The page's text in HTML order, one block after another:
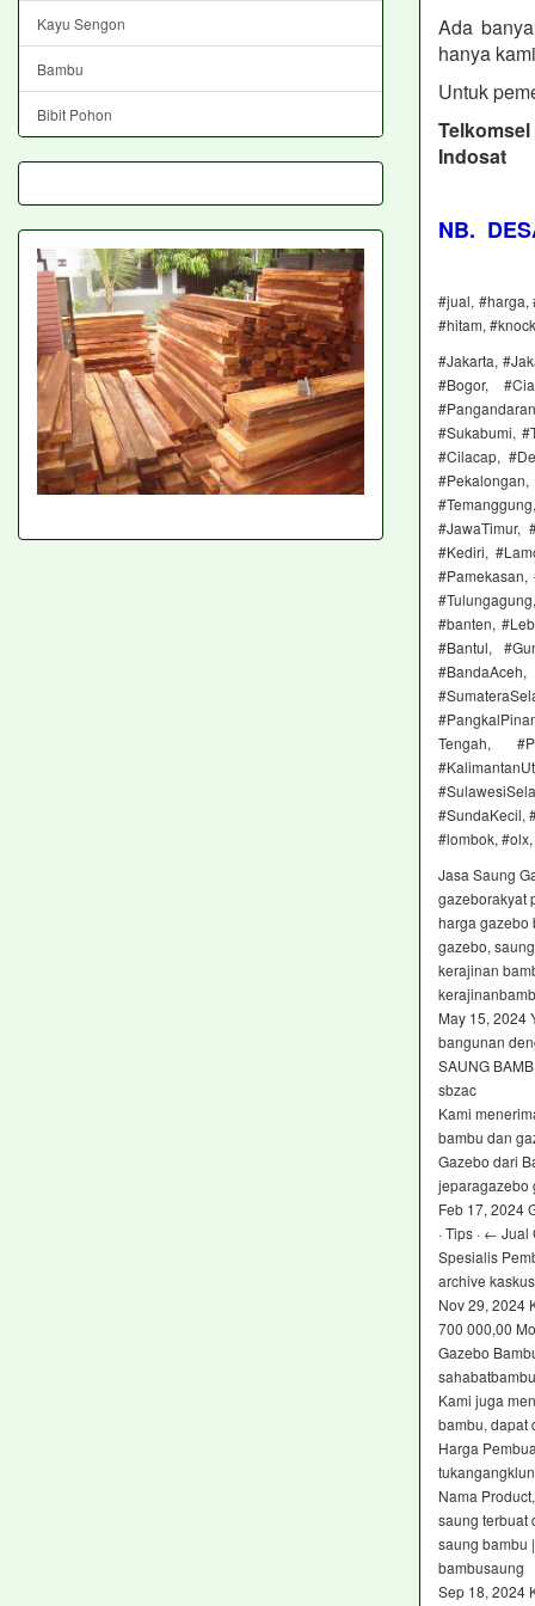
Ada
hanya
Untuk
Indosat
NB.
#jual, #harga,
#hitam,
#Jakarta,
#Bogor,
#Sukabumi,
#Cilacap,
#JawaTimur,
#Kediri,
#banten,
#Bantul,
Tengah,
#SundaKecil,
#lombok,
Jasa Saung
gazeborakyat
harga gazebo
gazebo,
kerajinan
May 15, 2024
bangunan
SAUNG
sbzac
Kami
bambu dan
Gazebo dari
jeparagazebo
Feb 17, 2024
· Tips · ←
Spesialis
archive
Nov 29, 2024
700 000,00
Gazebo
Kami juga
bambu,
Harga
Nama
saung terbuat
saung bambu
bambusaung
Sep 18, 2024
Kayu Sengon
Bambu
Bibit Pohon